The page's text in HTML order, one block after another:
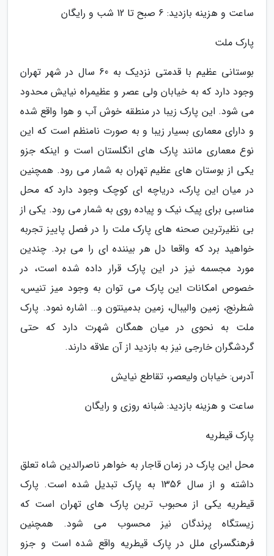
ساعت و هزینه بازدید: 6 صبح تا 12 شب و رایگان
پارک ملت
بوستانی عظیم با قدمتی نزدیک به 60 سال در شهر تهران
وجود دارد که به خیابان ولی عصر و عظیمراه نیایش محدود
می شود. این پارک زیبا در منطقه خوش آب و هوا واقع شده
و دارای معماری بسیار زیبا و به صورت نامنظم است که این
نوع معماری مانند پارک های انگلستان است و اینکه جزو
یکی از بوستان های عظیم تهران به شمار می رود. همچنین
در میان این پارک، دریاچه ای کوچک وجود دارد که محل
مناسبی برای پیک نیک و پیاده روی به شمار می رود. یکی از
بی نظیرترین صحنه های پارک ملت را در فصل پاییز تجربه
خواهید برد که واقعا دل هر بیننده ای را می برد. چندین
مورد مجسمه نیز در این پارک قرار داده شده است، در
خصوص امکانات این پارک می توان به وجود میز تنیس،
شطرنج، زمین والیبال، زمین بدمینتون و… اشاره نمود. پارک
ملت به نحوی در میان همگان شهرت دارد که حتی
گردشگران خارجی نیز به بازدید از آن علاقه دارند.
آدرس: خیابان ولیعصر، تقاطع نیایش
ساعت و هزینه بازدید: شبانه روزی و رایگان
پارک قیطریه
محل این پارک در زمان قاجار به خواهر ناصرالدین شاه تعلق
داشته و از سال 1356 به پارک تبدیل شده است. پارک
قیطریه یکی از محبوب ترین پارک های تهران است که
زیستگاه پرندگان نیز محسوب می شود. همچنین
فرهنگسرای ملل در پارک قیطریه واقع شده است و جزو